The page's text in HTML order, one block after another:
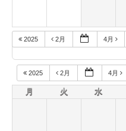
2025 2月 4月
2025 2月 4月
月 火 水